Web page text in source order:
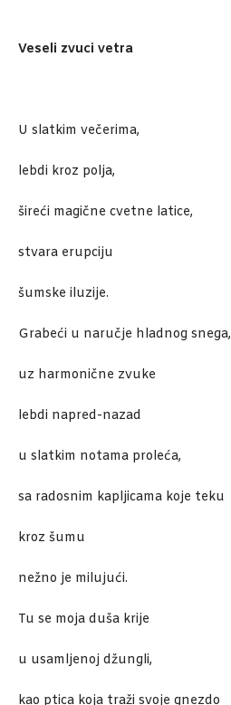
Veseli zvuci vetra
U slatkim večerima,
lebdi kroz polja,
šireći magične cvetne latice,
stvara erupciju
šumske iluzije.
Grabeći u naručje hladnog snega,
uz harmonične zvuke
lebdi napred-nazad
u slatkim notama proleća,
sa radosnim kapljicama koje teku
kroz šumu
nežno je milujući.
Tu se moja duša krije
u usamljenoj džungli,
kao ptica koja traži svoje gnezdo